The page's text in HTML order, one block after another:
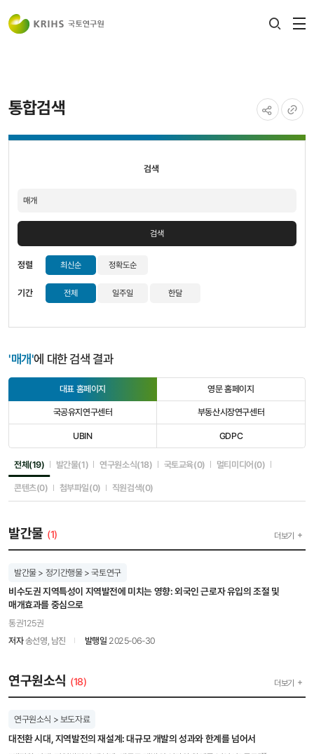
통합검색
검색
검색
정렬 최신순 정확도순
기간 전체 일주일 한달
'매개'에 대한 검색 결과
대표 홈페이지
선
택
됨
영문 홈페이지
선
택
안
됨
국공유지연구센터
선
택
안
됨
부동산시장연구센터
선
택
안
됨
UBIN
선
택
안
됨
GDPC
선
택
안
됨
전체(19)선택됨발간물(1)선택안됨
연구원소식(18)선택안됨
국토교육(0)선택안됨
멀티미디어(0)선택안됨
콘텐츠(0)선택안됨
첨부파일(0)선택안됨
직원검색(0)
발간물 (1) 더보기
발간물 > 정기간행물 > 국토연구
비수도권 지역특성이 지역발전에 미치는 영향: 외국인 근로자 유입의 조절 및
매개효과를 중심으로
통권125권
저자송선영, 남진 발행일 2025-06-30
연구원소식 (18) 더보기
연구원소식 > 보도자료
대전환 시대, 지역발전의 재설계: 대규모 개발의 성과와 한계를 넘어서